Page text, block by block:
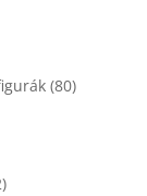
8080
182